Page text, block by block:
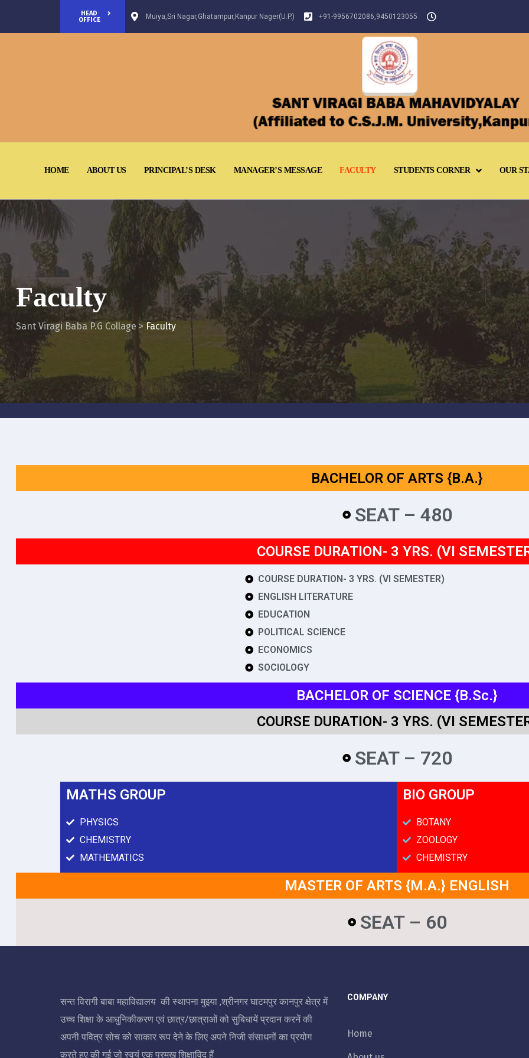
HEAD
OFFICE
Muiya,Sri Nagar,Ghatampur,Kanpur Nager(U.P.) +91-9956702086,9450123055
HOME ABOUT US PRINCIPAL’S DESK MANAGER’S MESSAGE FACULTY STUDENTS CORNER OUR
Faculty
Sant Viragi Baba P.G Collage > Faculty
BACHELOR OF ARTS {B.A.}
SEAT – 480
COURSE DURATION- 3 YRS. (VI
COURSE DURATION- 3 YRS. (VI SEMESTER)
ENGLISH LITERATURE
EDUCATION
POLITICAL SCIENCE
ECONOMICS
SOCIOLOGY
BACHELOR OF SCIENCE {B.Sc.}
COURSE DURATION- 3 YRS. (VI
SEAT – 720
MATHS GROUP
PHYSICS
CHEMISTRY
MATHEMATICS
BIO GROUP
BOTANY
ZOOLOGY
CHEMISTRY
MASTER OF ARTS {M.A.} ENGLISH
SEAT – 60
सन्त विरागी बाबा महाविद्यालय की स्थापना मुइया ,श्रीनगर घाटमपुर कानपुर क्षेत्र में
उच्च शिक्षा के आधुनिकीकरण एवं छात्र/छात्राओं को सुबिधायें प्रदान करनें की
अपनी पवित्र सोच को साकार रूप देने के लिए अपने निजी संसाधनों का प्रयोग
करते हुए की गई जो स्वयं एक प्रमुख शिक्षाविद् हैं
COMPANY
Home